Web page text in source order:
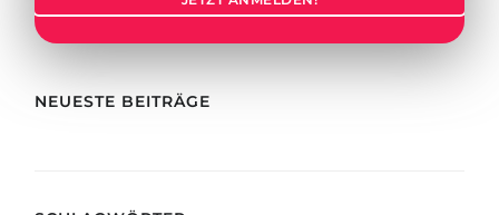
Berufe
BEWERBEN FÜR FACHRICHTUNG …
NEUESTE BEITRÄGE